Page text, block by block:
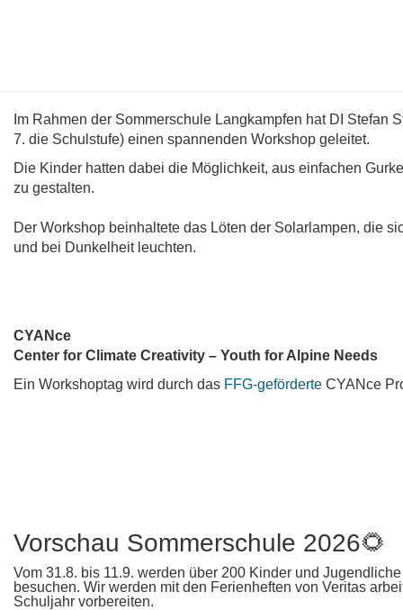
Im Rahmen der Sommerschule Langkampfen hat DI Stefan
7. die Schulstufe) einen spannenden Workshop geleitet.
Die Kinder hatten dabei die Möglichkeit, aus einfachen
zu gestalten.
Der Workshop beinhaltete das Löten der Solarlampen, die
und bei Dunkelheit leuchten.
CYANce
Center for Climate Creativity – Youth for Alpine Needs
Ein Workshoptag wird durch das FFG-geförderte CYANce
Vorschau Sommerschule 2026🌻
Vom 31.8. bis 11.9. werden über 200 Kinder und
besuchen. Wir werden mit den Ferienheften von Veritas
Schuljahr vorbereiten.